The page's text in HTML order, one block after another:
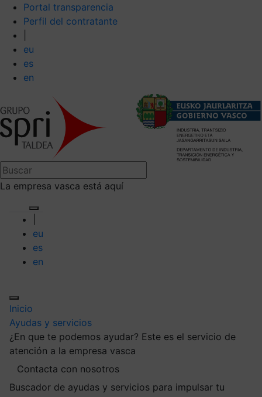
Portal transparencia
Perfil del contratante
eu
es
en
La empresa vasca está aquí
eu
es
en
Inicio
Ayudas y servicios
¿En que te podemos ayudar? Este es el servicio de
atención a la empresa vasca
Contacta con nosotros
Buscador de ayudas y servicios para impulsar tu